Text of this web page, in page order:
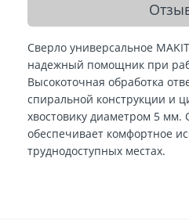
Сверло универсальное
надежный помощник при
Высокоточная обработка
спиральной конструкции и
хвостовику диаметром 5
обеспечивает комфортное
труднодоступных местах.